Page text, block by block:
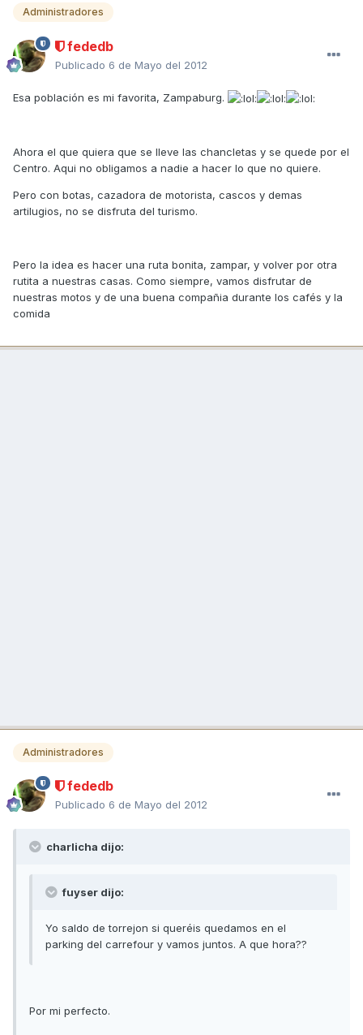
Administradores
fededb
Publicado 6 de Mayo del 2012
Esa población es mi favorita, Zampaburg.
Ahora el que quiera que se lleve las chancletas y se quede por el
Centro. Aqui no obligamos a nadie a hacer lo que no quiere.
Pero con botas, cazadora de motorista, cascos y demas
artilugios, no se disfruta del turismo.
Pero la idea es hacer una ruta bonita, zampar, y volver por otra
rutita a nuestras casas. Como siempre, vamos disfrutar de
nuestras motos y de una buena compañia durante los cafés y la
comida
Administradores
fededb
Publicado 6 de Mayo del 2012
charlicha dijo:
fuyser dijo:
Yo saldo de torrejon si queréis quedamos en el
parking del carrefour y vamos juntos. A que hora??
Por mi perfecto.